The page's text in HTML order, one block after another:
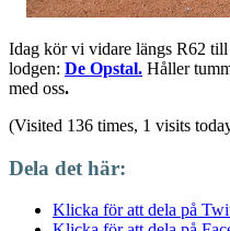
Idag kör vi vidare längs R62
lodgen: De Opstal. Håller
med oss.
(Visited 136 times, 1 visits
Dela det här:
Klicka för att dela på